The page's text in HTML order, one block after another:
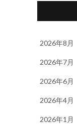
2026年8月
2026年7月
2026年6月
2026年4月
2026年1月